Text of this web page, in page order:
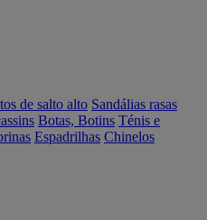
de salto alto Sandálias rasas
Botas, Botins Ténis e
Espadrilhas Chinelos